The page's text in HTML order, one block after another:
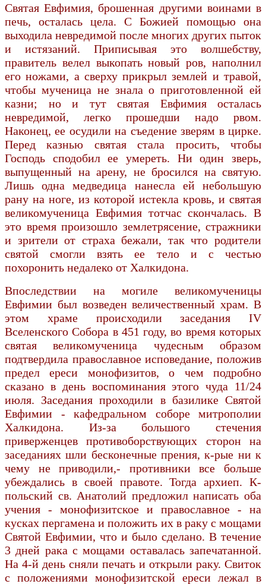
Святая Евфимия, брошенная другими воинами в
печь, осталась цела. С Божией помощью она
выходила невредимой после многих других пыток
и истязаний. Приписывая это волшебству,
правитель велел выкопать новый ров, наполнил
его ножами, а сверху прикрыл землей и травой,
чтобы мученица не знала о приготовленной ей
казни; но и тут святая Евфимия осталась
невредимой, легко прошедши надо рвом.
Наконец, ее осудили на съедение зверям в цирке.
Перед казнью святая стала просить, чтобы
Господь сподобил ее умереть. Ни один зверь,
выпущенный на арену, не бросился на святую.
Лишь одна медведица нанесла ей небольшую
рану на ноге, из которой истекла кровь, и святая
великомученица Евфимия тотчас скончалась. В
это время произошло землетрясение, стражники
и зрители от страха бежали, так что родители
святой смогли взять ее тело и с честью
похоронить недалеко от Халкидона.
Впоследствии на могиле великомученицы
Евфимии был возведен величественный храм. В
этом храме происходили заседания IV
Вселенского Собора в 451 году, во время которых
святая великомученица чудесным образом
подтвердила православное исповедание, положив
предел ереси монофизитов, о чем подробно
сказано в день воспоминания этого чуда 11/24
июля. Заседания проходили в базилике Святой
Евфимии - кафедральном соборе митрополии
Халкидона. Из-за большого стечения
приверженцев противоборствующих сторон на
заседаниях шли бесконечные прения, к-рые ни к
чему не приводили,- противники все больше
убеждались в своей правоте. Тогда архиеп. К-
польский св. Анатолий предложил написать оба
учения - монофизитское и православное - на
кусках пергамена и положить их в раку с мощами
Святой Евфимии, что и было сделано. В течение
3 дней рака с мощами оставалась запечатанной.
На 4-й день сняли печать и открыли раку. Свиток
с положениями монофизитской ереси лежал в